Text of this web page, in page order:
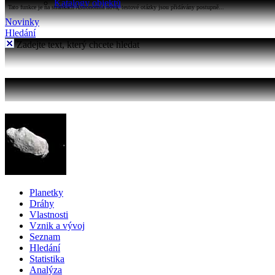
Katalogy objektů
Tato funkce je na stránkách Astronomia nová, testové otázky jsou přidávány postupně...
Novinky
Hledání
Zadejte text, který chcete hledat
Planetky
Dráhy
Vlastnosti
Vznik a vývoj
Seznam
Hledání
Statistika
Analýza